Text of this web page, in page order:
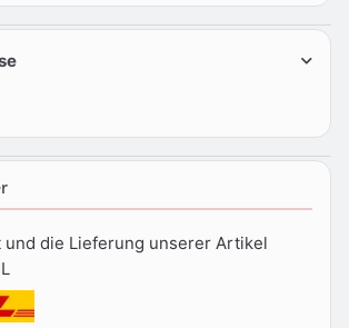
und die Lieferung unserer Artikel